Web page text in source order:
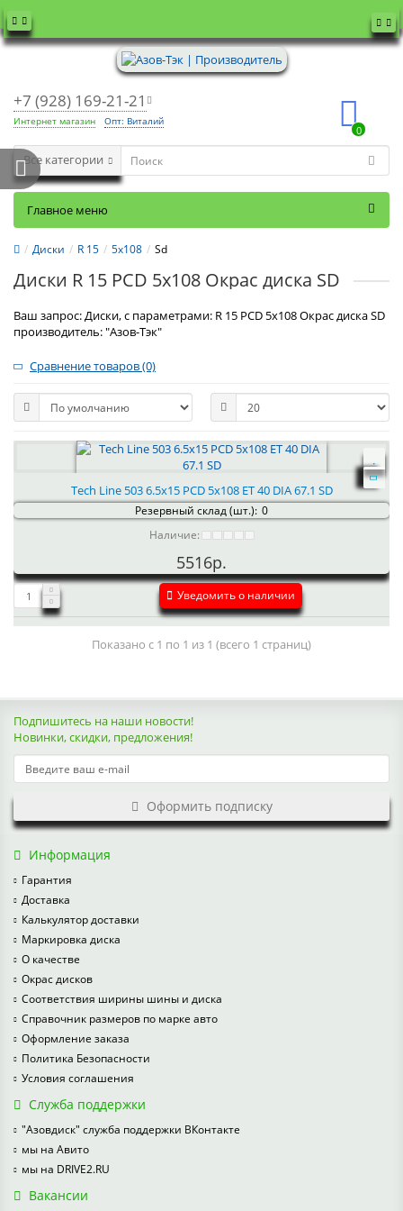
+7 (928) 169-21-21
Интернет магазин Опт: Виталий
0
Все категории
Главное меню
Диски R 15 5x108 Sd
Диски R 15 PCD 5x108 Окрас диска SD
Ваш запрос: Диски, с параметрами: R 15 PCD 5x108 Окрас диска SD
производитель: "Азов-Тэк"
Сравнение товаров (0)
Tech Line 503 6.5x15 PCD 5x108 ET 40 DIA 67.1 SD
Резервный склад (шт.): 0
Наличие:
5516р.
Уведомить о наличии
Показано с 1 по 1 из 1 (всего 1 страниц)
Подпишитесь на наши новости!
Новинки, скидки, предложения!
Оформить подписку
Информация
Гарантия
Доставка
Калькулятор доставки
Маркировка диска
О качестве
Окрас дисков
Соответствия ширины шины и диска
Справочник размеров по марке авто
Оформление заказа
Политика Безопасности
Условия соглашения
Служба поддержки
"Азовдиск" служба поддержки ВКонтакте
мы на Авито
мы на DRIVE2.RU
Вакансии